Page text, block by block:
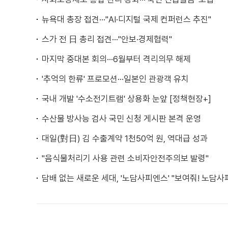
뉴욕대 총장 접견···"AI·디지털 국제 컨퍼런스 추진"
스가 전 日 총리 접견···"안보·경제협력"
마지막 중대본 회의···6월부터 격리의무 해제
'추억의 한류' 프로모션···일본인 관광객 유치
국내 개발 '수소전기트램' 상용화 눈앞 [정책현장+]
수산물 방사능 검사 국민 신청 게시판 본격 운영
대일(對日) 김 수출계약 1천50억 원, 역대급 성과
"음식물처리기 사용 관련 소비자안전주의보 발령"
담배 없는 새로운 세대, '노담사피엔스' "보여줘! 노담사